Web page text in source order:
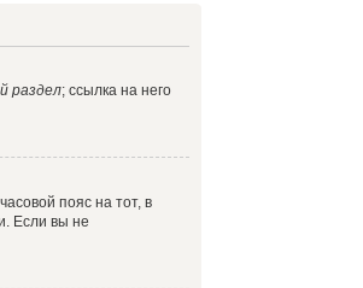
раздел; ссылка на него
пояс на тот, в
Если вы не